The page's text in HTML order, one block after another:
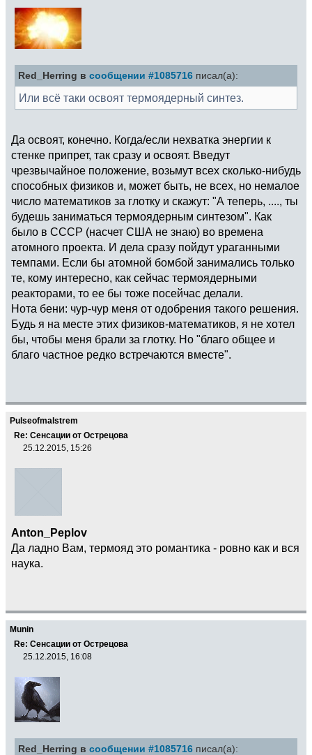
Red_Herring в сообщении #1085716 писал(а):
Или всё таки освоят термоядерный синтез.
Да освоят, конечно. Когда/если нехватка энергии к
стенке припрет, так сразу и освоят. Введут
чрезвычайное положение, возьмут всех сколько-нибудь
способных физиков и, может быть, не всех, но немалое
число математиков за глотку и скажут: "А теперь, ...., ты
будешь заниматься термоядерным синтезом". Как
было в СССР (насчет США не знаю) во времена
атомного проекта. И дела сразу пойдут ураганными
темпами. Если бы атомной бомбой занимались только
те, кому интересно, как сейчас термоядерными
реакторами, то ее бы тоже посейчас делали.
Нота бени: чур-чур меня от одобрения такого решения.
Будь я на месте этих физиков-математиков, я не хотел
бы, чтобы меня брали за глотку. Но "благо общее и
благо частное редко встречаются вместе".
Pulseofmalstrem
Re: Сенсации от Острецова
25.12.2015, 15:26
Anton_Peplov
Да ладно Вам, термояд это романтика - ровно как и вся
наука.
Munin
Re: Сенсации от Острецова
25.12.2015, 16:08
Red_Herring в сообщении #1085716 писал(а):